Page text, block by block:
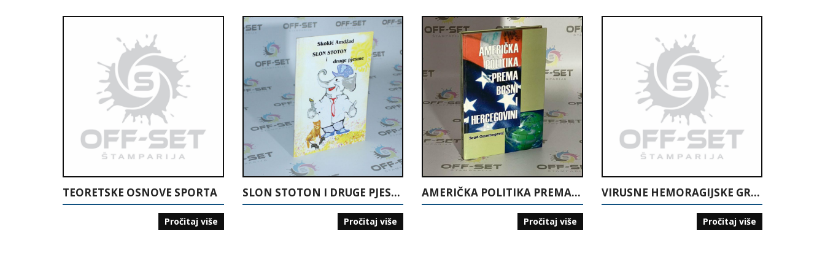
TEORETSKE OSNOVE SPORTA
Pročitaj više
SLON STOTON I DRUGE PJESME
Pročitaj više
AMERIČKA POLITIKA PREMA BOSNI I HERCEGOVINI
Pročitaj više
VIRUSNE HEMORAGIJSKE GROZNICE
Pročitaj više